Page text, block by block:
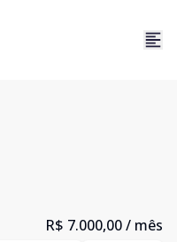
R$ 7.000,00/ mês